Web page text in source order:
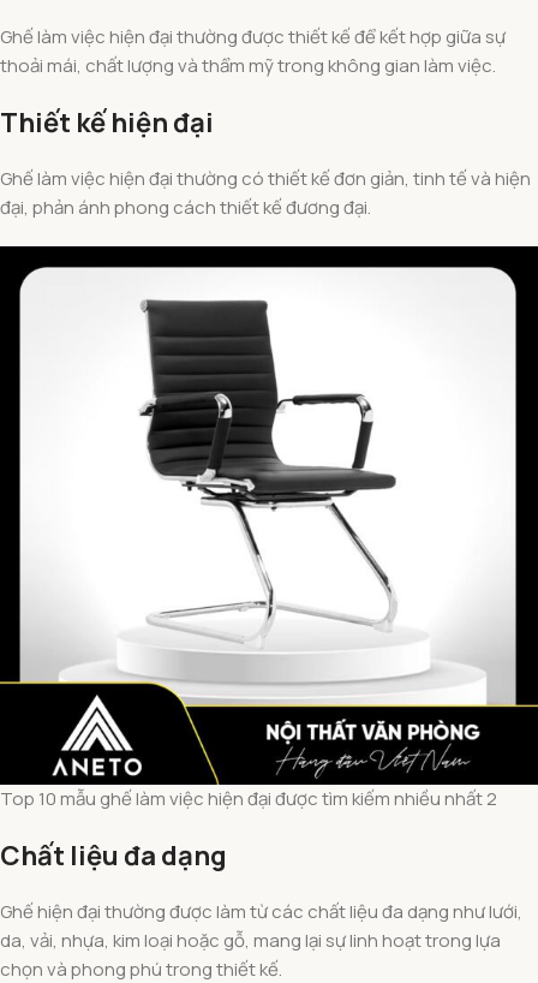
Ghế làm việc hiện đại thường được thiết kế để kết hợp giữa sự
thoải mái, chất lượng và thẩm mỹ trong không gian làm việc.
Thiết kế hiện đại
Ghế làm việc hiện đại thường có thiết kế đơn giản, tinh tế và hiện
đại, phản ánh phong cách thiết kế đương đại.
Top 10 mẫu ghế làm việc hiện đại được tìm kiếm nhiều nhất 2
Chất liệu đa dạng
Ghế hiện đại thường được làm từ các chất liệu đa dạng như lưới,
da, vải, nhựa, kim loại hoặc gỗ, mang lại sự linh hoạt trong lựa
chọn và phong phú trong thiết kế.